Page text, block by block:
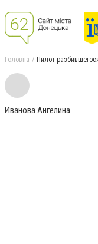
Головна Пилот
Иванова Ангелина